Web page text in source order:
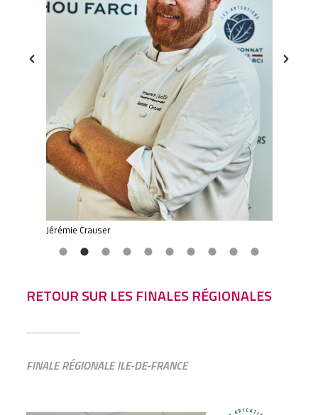
Jérémie Crauser
RETOUR SUR LES FINALES RÉGIONALES
FINALE RÉGIONALE ILE-DE-FRANCE